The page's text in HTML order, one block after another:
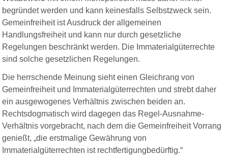
begründet werden und kann keinesfalls Selbstzweck sein.
Gemeinfreiheit ist Ausdruck der allgemeinen
Handlungsfreiheit und kann nur durch gesetzliche
Regelungen beschränkt werden. Die Immaterialgüterrechte
sind solche gesetzlichen Regelungen.
Die herrschende Meinung sieht einen Gleichrang von
Gemeinfreiheit und Immaterialgüterrechten und strebt daher
ein ausgewogenes Verhältnis zwischen beiden an.
Rechtsdogmatisch wird dagegen das Regel-Ausnahme-
Verhältnis vorgebracht, nach dem die Gemeinfreiheit Vorrang
genießt, „die erstmalige Gewährung von
Immaterialgüterrechten ist rechtfertigungbedürftig.“